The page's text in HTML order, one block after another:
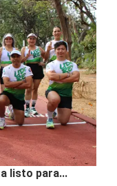
listo para...